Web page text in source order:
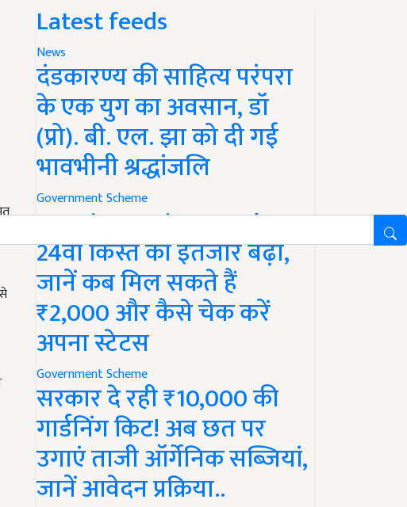
Latest feeds
News
दंडकारण्य की साहित्य परंपरा
के एक युग का अवसान, डॉ
(प्रो). बी. एल. झा को दी गई
भावभीनी श्रद्धांजलि
Government Scheme
PM Kisan Yojana Update:
24वीं किस्त का इंतजार बढ़ा,
जानें कब मिल सकते हैं
₹2,000 और कैसे चेक करें
अपना स्टेटस
Government Scheme
सरकार दे रही ₹10,000 की
गार्डनिंग किट! अब छत पर
उगाएं ताजी ऑर्गेनिक सब्जियां,
जानें आवेदन प्रक्रिया..